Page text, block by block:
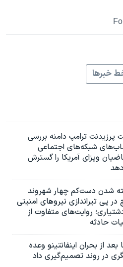
خبرها
پرزیدنت ترامپ دامنه بررسی
شبکه‌های اجتماعی
ویزای آمریکا را گسترش
شدن دست‌کم چهار شهروند
در پی تیراندازی نیروهای امنیتی
روایت‌های متفاوت از
حادثه
بعد از بحران اینفانتینو وعده
در روند تصمیم‌گیری داد